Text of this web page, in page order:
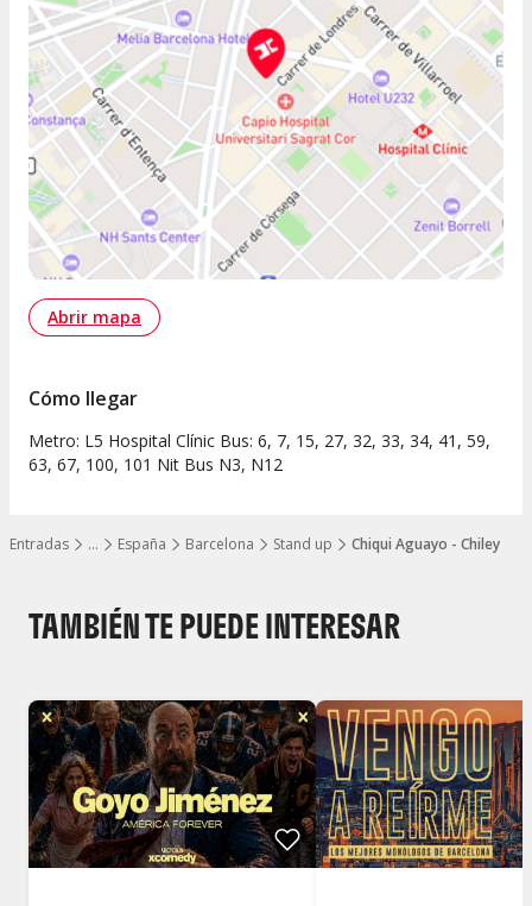
…
Mostrar todos los niveles
Entradas España Barcelona Stand up Chiqui Aguayo - Chiley
Abrir mapa
Cómo llegar
Metro: L5 Hospital Clínic Bus: 6, 7, 15, 27, 32, 33, 34, 41, 59,
63, 67, 100, 101 Nit Bus N3, N12
TAMBIÉN TE PUEDE INTERESAR